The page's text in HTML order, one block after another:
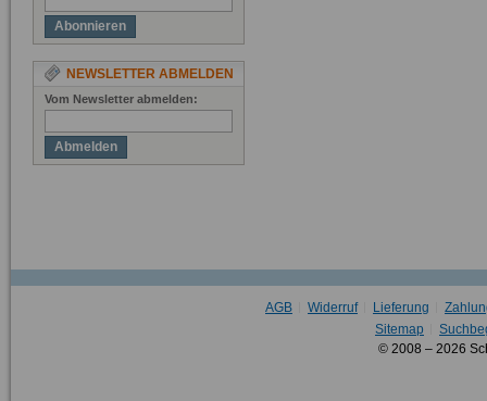
Abonnieren
NEWSLETTER ABMELDEN
Vom Newsletter abmelden:
Abmelden
AGB Widerruf Lieferung
Sitemap
© 2008 – 2026